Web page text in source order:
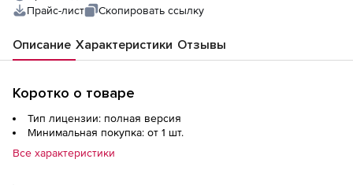
Прайс-лист
Скопировать ссылку
Описание Характеристики Отзывы
Коротко о товаре
Тип лицензии: полная версия
Минимальная покупка: от 1 шт.
Все характеристики